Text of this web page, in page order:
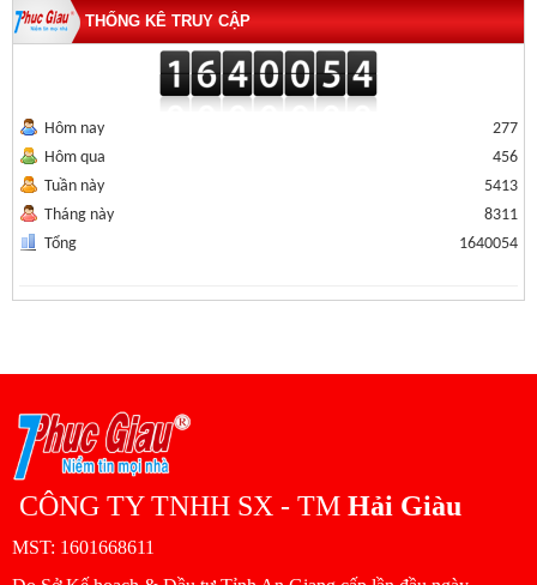
THỐNG KÊ TRUY CẬP
Hôm nay
Hôm qua
Tuần này
Tháng này
Tổng
277
456
5413
8311
1640054
CÔNG TY TNHH SX - TM Hải Giàu
MST: 1601668611